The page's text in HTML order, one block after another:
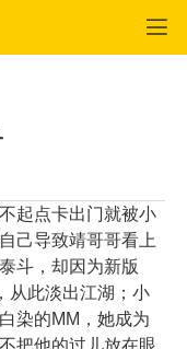
起点卡出门就被小
己导致靖哥哥看上
斗，却因为新版
从此淡出江湖；小
染的MM，她成为
把他的过儿放在眼